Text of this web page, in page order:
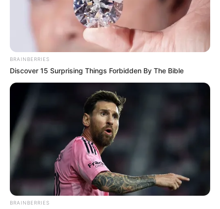
FILM INDONESIA PRETTY BOYS
BRAINBERRIES
Discover 15 Surprising Things Forbidden By The Bible
BRAINBERRIES